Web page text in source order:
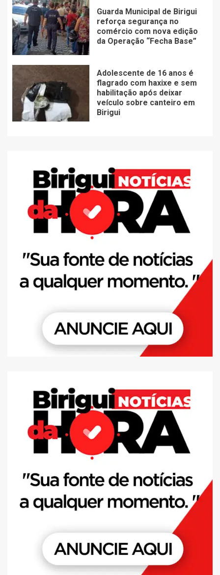
Guarda Municipal de Birigui
reforça segurança no
comércio com nova edição
da Operação “Fecha Base”
Adolescente de 16 anos é
flagrado com haxixe e sem
habilitação após deixar
veículo sobre canteiro em
Birigui